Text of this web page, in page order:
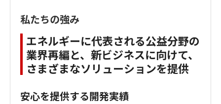
私たちの強み
エネルギーに代表される公益分野の
業界再編と、新ビジネスに向けて、
さまざまなソリューションを提供
安心を提供する開発実績